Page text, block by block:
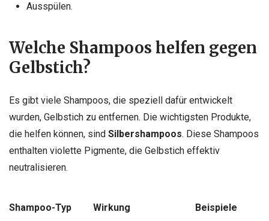
Ausspülen.
Welche Shampoos helfen gegen
Gelbstich?
Es gibt viele Shampoos, die speziell dafür entwickelt
wurden, Gelbstich zu entfernen. Die wichtigsten Produkte,
die helfen können, sind Silbershampoos. Diese Shampoos
enthalten violette Pigmente, die Gelbstich effektiv
neutralisieren.
Shampoo-Typ Wirkung Beispiele